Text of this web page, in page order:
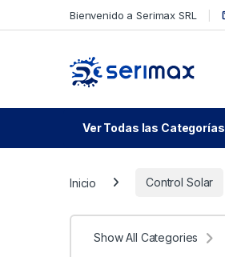
Bienvenido a Serimax SRL
Ver Todas las Categorías
Inicio Control Solar
Show All Categories